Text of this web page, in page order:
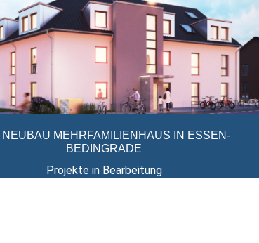
NEUBAU MEHRFAMILIENHAUS IN ESSEN-
BEDINGRADE
Projekte in Bearbeitung